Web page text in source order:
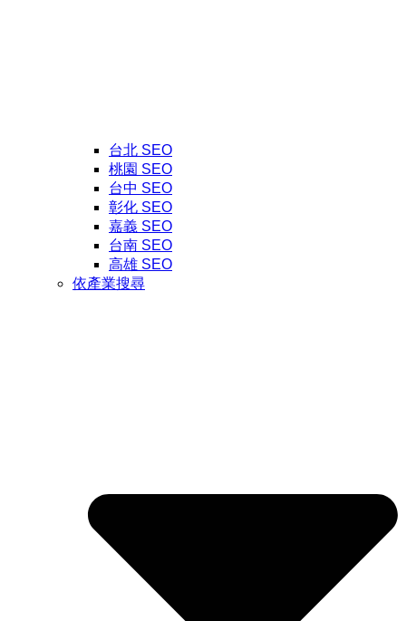
台北 SEO
桃園 SEO
台中 SEO
彰化 SEO
嘉義 SEO
台南 SEO
高雄 SEO
依產業搜尋